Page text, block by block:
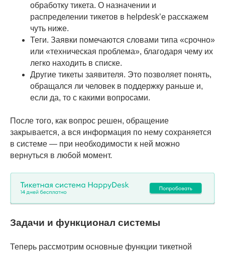
обработку тикета. О назначении и
распределении тикетов в helpdesk’е расскажем
чуть ниже.
Теги. Заявки помечаются словами типа «срочно»
или «техническая проблема», благодаря чему их
легко находить в списке.
Другие тикеты заявителя. Это позволяет понять,
обращался ли человек в поддержку раньше и,
если да, то с какими вопросами.
После того, как вопрос решен, обращение
закрывается, а вся информация по нему сохраняется
в системе — при необходимости к ней можно
вернуться в любой момент.
Задачи и функционал системы
Теперь рассмотрим основные функции тикетной